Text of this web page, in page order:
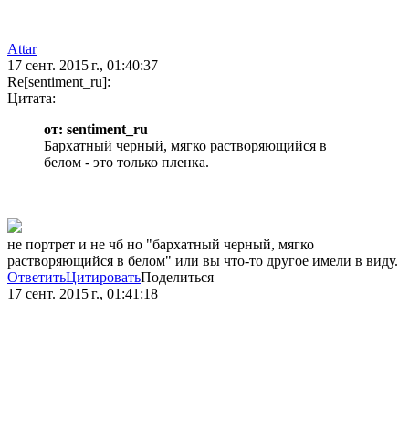
Attar
17 сент. 2015 г., 01:40:37
Re[sentiment_ru]:
Цитата:
от: sentiment_ru
Бархатный черный, мягко растворяющийся в
белом - это только пленка.
не портрет и не чб но "бархатный черный, мягко
растворяющийся в белом" или вы что-то другое имели в виду.
ОтветитьЦитироватьПоделиться
17 сент. 2015 г., 01:41:18